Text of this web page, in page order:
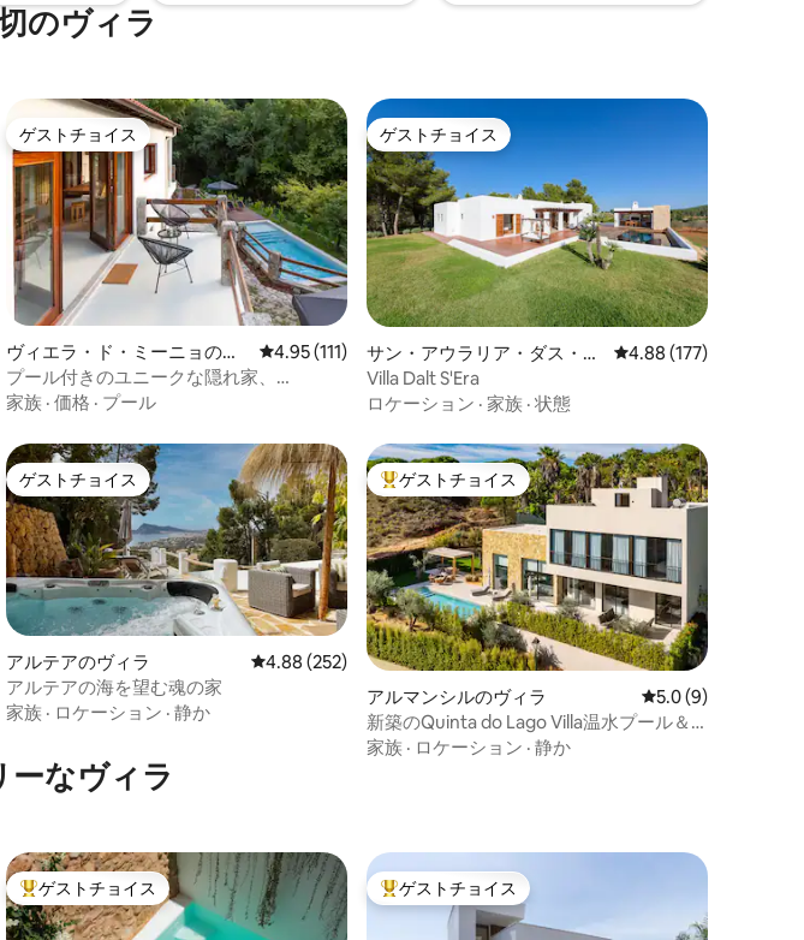
のヴィラ
、5つ星中4.96つ星の平均評価
ゲストチョイス
ゲストチョイス
ヴィエラ・ド・ミーニョのヴ
ィラ
レビュー111件、5つ星中4.95つ星の平均評価
4.95 (111)
プール付きのユニークな隠れ家、
Caniçada、Gerês
家族 · 価格 · プール
ゲストチョイス
ゲストチョイス
サン・アウラリア・ダス・リ
ウのヴィラ
レビュー177件、5つ
4.88 (177)
Villa Dalt S'Era
ロケーション · 家族 · 状態
5つ星中4.98つ星の平均評価
ゲストチョイス
ゲストチョイス
アルテアのヴィラ レビュー252件、5つ星中4.88つ星の平均評価
4.88 (252)
アルテアの海を望む魂の家
家族 · ロケーション · 静か
大好評のゲストチョイスです。
ゲストチョイス
アルマンシルのヴィラ レビュー9件、5つ
5.0 (9)
新築のQuinta do Lago Villa温水プール＆
ジャグジー
家族 · ロケーション · 静か
ーなヴィラ
大好評のゲストチョイスです。
ゲストチョイス 大好評のゲストチョイスです。
ゲストチョイス